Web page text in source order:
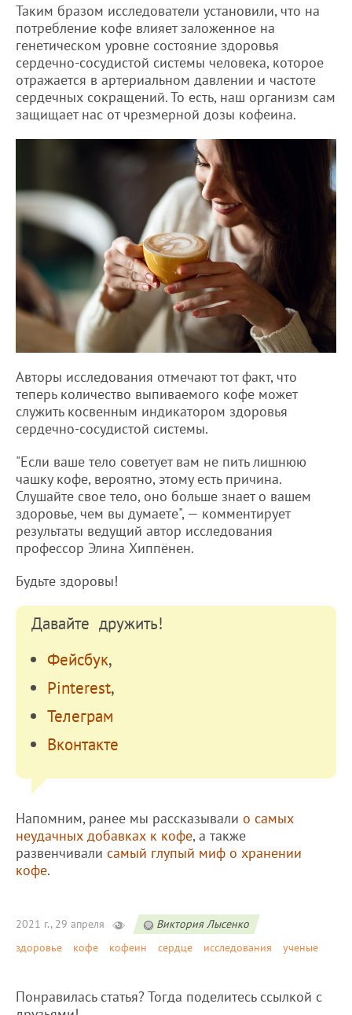
Таким бразом исследователи установили, что на
потребление кофе влияет заложенное на
генетическом уровне состояние здоровья
сердечно-сосудистой системы человека, которое
отражается в артериальном давлении и частоте
сердечных сокращений. То есть, наш организм сам
защищает нас от чрезмерной дозы кофеина.
Авторы исследования отмечают тот факт, что
теперь количество выпиваемого кофе может
служить косвенным индикатором здоровья
сердечно-сосудистой системы.
"Если ваше тело советует вам не пить лишнюю
чашку кофе, вероятно, этому есть причина.
Слушайте свое тело, оно больше знает о вашем
здоровье, чем вы думаете", — комментирует
результаты ведущий автор исследования
профессор Элина Хиппёнен.
Будьте здоровы!
Давайте дружить!
Фейсбук,
Pinterest,
Телеграм
Вконтакте
Напомним, ранее мы рассказывали о самых
неудачных добавках к кофе, а также
развенчивали самый глупый миф о хранении
кофе.
2021 г., 29 апреля
Виктория Лысенко
здоровье
кофе кофеин сердце исследования ученые
Понравилась статья? Тогда поделитесь ссылкой с